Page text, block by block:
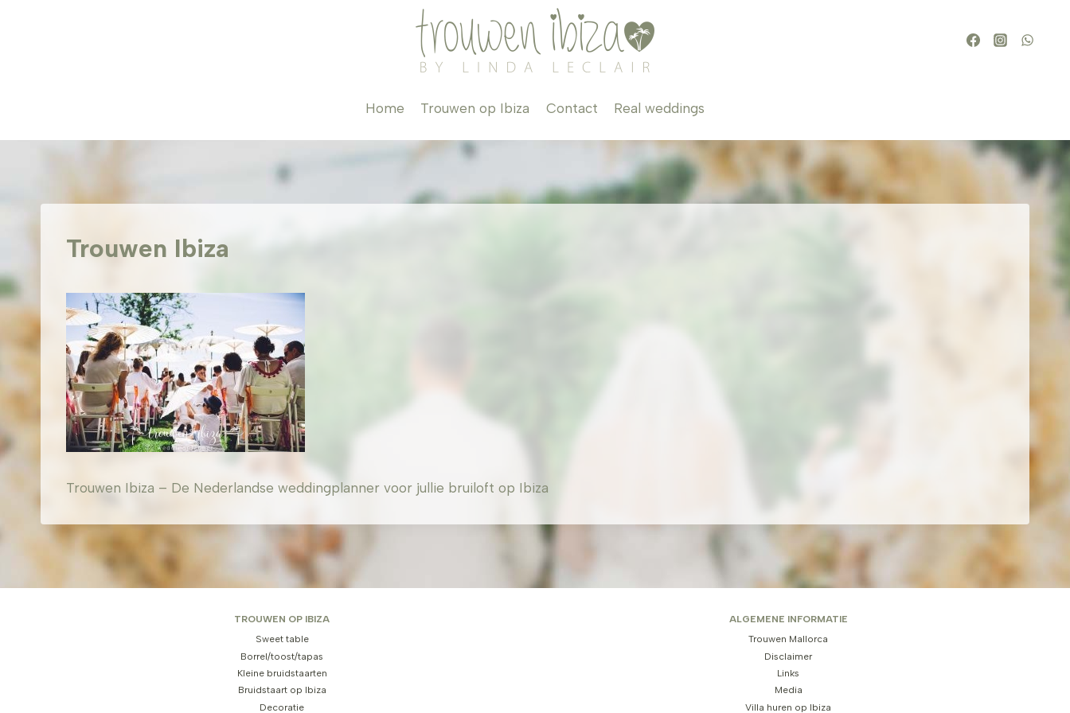
Home Trouwen op Ibiza Contact Real weddings
Trouwen Ibiza
Trouwen Ibiza – De Nederlandse weddingplanner voor jullie bruiloft op Ibiza
TROUWEN OP IBIZA
Sweet table
Borrel/toost/tapas
Kleine bruidstaarten
Bruidstaart op Ibiza
Decoratie
ALGEMENE INFORMATIE
Trouwen Mallorca
Disclaimer
Links
Media
Villa huren op Ibiza